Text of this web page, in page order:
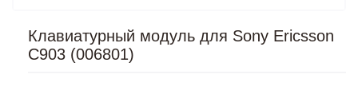
Клавиатурный модуль для Sony Ericsson
C903 (006801)